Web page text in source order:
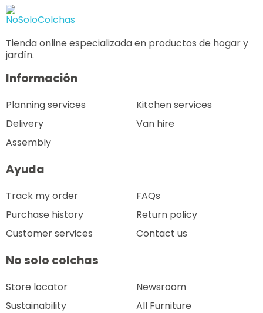
Tienda online especializada en productos de hogar y
jardín.
Información
Planning services
Delivery
Assembly
Kitchen services
Van hire
Ayuda
Track my order
Purchase history
Customer services
FAQs
Return policy
Contact us
No solo colchas
Store locator
Sustainability
Newsroom
All Furniture